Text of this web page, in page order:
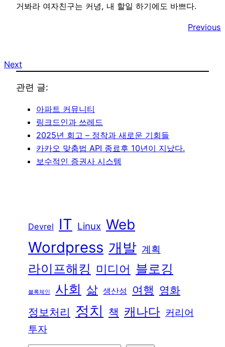
거봐라 여자친구는 커녕, 내 할일 하기에도 바쁘다.
Previous
Next
관련 글:
아파트 커뮤니티
링크드인과 쓰레드
2025년 회고 – 정착과 새로운 기회들
카카오 맞춤법 API 종료후 10년이 지났다.
보수적인 증권사 시스템
Devrel IT Linux Web
Wordpress 개발 계획
라이프해킹 미디어 블로깅
블록체인 사회 삶 생산성 여행 영화
정보처리 정치 책 캐나다 커리어
투자